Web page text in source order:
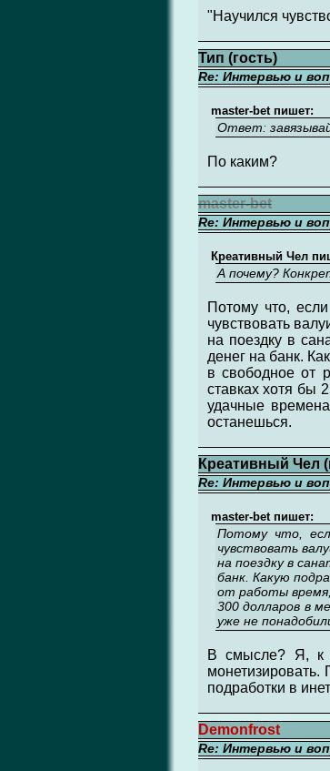
"Научился
Тип (гость)
Re: Интервью и
master-bet пишет:
Ответ:
По каким?
master-bet
Re: Интервью и
Креативный Чел
А почему?
Потому что,
чувствовать
на поездку в
денег на банк.
в свободное от
ставках хотя бы
удачные
останешься.
Креативный Чел
Re: Интервью и
master-bet пишет:
Потому что,
чувствовать
на поездку в
банк. Какую
от работы
300 долларов в
уже не
В смысле? Я, к
подработки в
Demonfrost
Re: Интервью и